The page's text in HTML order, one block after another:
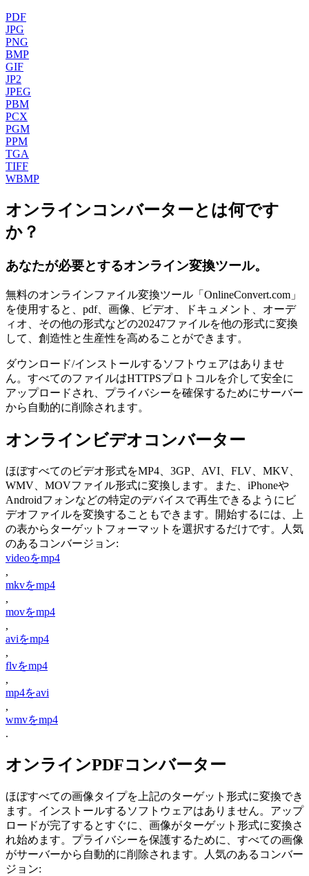
PDF
JPG
PNG
BMP
GIF
JP2
JPEG
PBM
PCX
PGM
PPM
TGA
TIFF
WBMP
オンラインコンバーターとは何です
か？
あなたが必要とするオンライン変換ツール。
無料のオンラインファイル変換ツール「OnlineConvert.com」
を使用すると、pdf、画像、ビデオ、ドキュメント、オーデ
ィオ、その他の形式などの20247ファイルを他の形式に変換
して、創造性と生産性を高めることができます。
ダウンロード/インストールするソフトウェアはありませ
ん。すべてのファイルはHTTPSプロトコルを介して安全に
アップロードされ、プライバシーを確​​保するためにサーバー
から自動的に削除されます。
オンラインビデオコンバーター
ほぼすべてのビデオ形式をMP4、3GP、AVI、FLV、MKV、
WMV、MOVファイル形式に変換します。また、iPhoneや
Androidフォンなどの特定のデバイスで再生できるようにビ
デオファイルを変換することもできます。開始するには、上
の表からターゲットフォーマットを選択するだけです。人気
のあるコンバージョン:
videoをmp4
,
mkvをmp4
,
movをmp4
,
aviをmp4
,
flvをmp4
,
mp4をavi
,
wmvをmp4
.
オンラインPDFコンバーター
ほぼすべての画像タイプを上記のターゲット形式に変換でき
ます。インストールするソフトウェアはありません。アップ
ロードが完了するとすぐに、画像がターゲット形式に変換さ
れ始めます。プライバシーを保護するために、すべての画像
がサーバーから自動的に削除されます。人気のあるコンバー
ジョン: